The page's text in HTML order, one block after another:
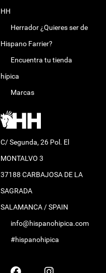
HH
Herrador ¿Quieres ser de
Hispano Farrier?
Encuentra tu tienda
hípica
Marcas
C/ Segunda, 26 Pol. El
MONTALVO 3
37188 CARBAJOSA DE LA
SAGRADA
SALAMANCA / SPAIN
info@hispanohipica.com
#hispanohipica